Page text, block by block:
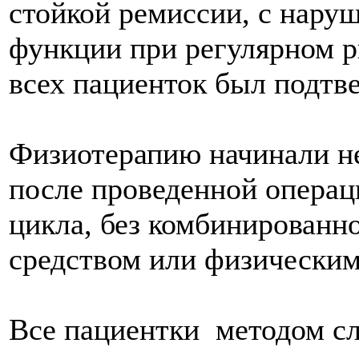
стойкой ремиссии, с
функции при регулярном
всех пациенток был
Физиотерапию начинали
после проведенной
цикла, без
средством или
Все пациентки методом